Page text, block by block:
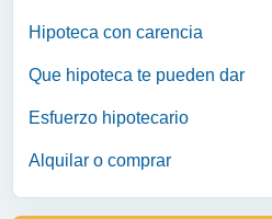
Hipoteca con carencia
Que hipoteca te pueden dar
Esfuerzo hipotecario
Alquilar o comprar